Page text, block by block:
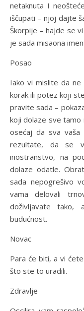
netaknuta I
iščupati – njoj dajte
Škorpije – hajde se
je sada misaona
Posao
Iako vi mislite da ne
korak ili potez koji
pravite sada –
koji dolaze sve tamo
osećaj da sva
rezultate, da se
inostranstvo, na
dolaze odatle.
sada nepogrešivo
vama delovali
doživljavate
budućnost.
Novac
Para će biti, a vi
što ste to uradili.
Zdravlje